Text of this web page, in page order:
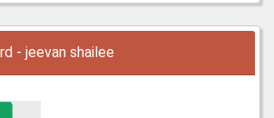
- jeevan shailee